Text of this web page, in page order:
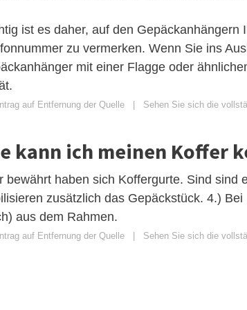
ist es daher, auf den
zu vermerken. Wenn Sie ins
mit einer Flagge oder
auf Entfernung der Quelle Sehen Sie sich die
kann ich meinen Koffer
bewährt haben sich Koffergurte. Sind sind
zusätzlich das Gepäckstück. 4.)
aus dem Rahmen.
auf Entfernung der Quelle Sehen Sie sich die